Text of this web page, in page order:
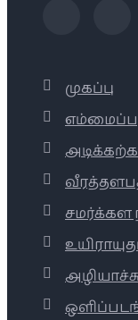
முகப்பு
சமர்க்கள